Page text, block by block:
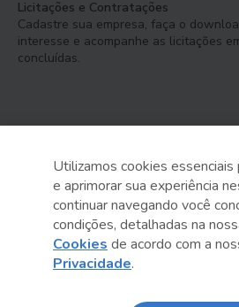
Licitações e Contratações
Cadastre sua empresa, faça o
interesse e acompanhe as licitações
concluídas.
Serviço Social do Comércio
Administração Regional no Estado de
Sesc São Paulo por aí:
Utilizamos cookies essenciais
e aprimorar sua experiência
continuar navegando você
condições, detalhadas na
Cookies de acordo com a
Privacidade.